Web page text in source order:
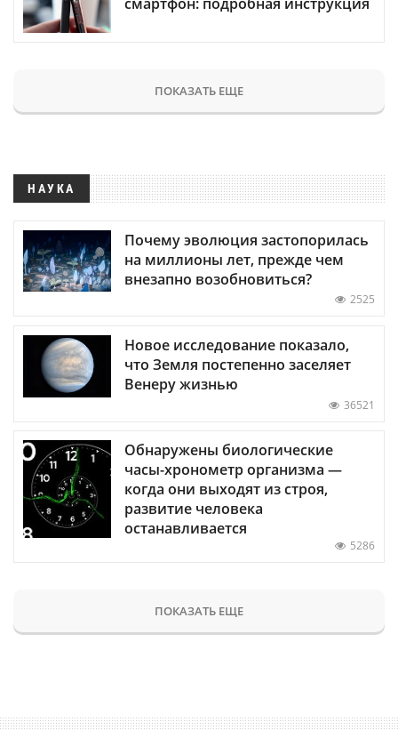
смартфон: подробная инструкция
ПОКАЗАТЬ ЕЩЕ
НАУКА
Почему эволюция застопорилась
на миллионы лет, прежде чем
внезапно возобновиться?
2525
Новое исследование показало,
что Земля постепенно заселяет
Венеру жизнью
36521
Обнаружены биологические
часы-хронометр организма —
когда они выходят из строя,
развитие человека
останавливается
5286
ПОКАЗАТЬ ЕЩЕ